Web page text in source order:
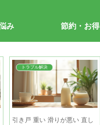
み 節約・お得
トラブル解決
引き戸 重い 滑りが悪い 直し